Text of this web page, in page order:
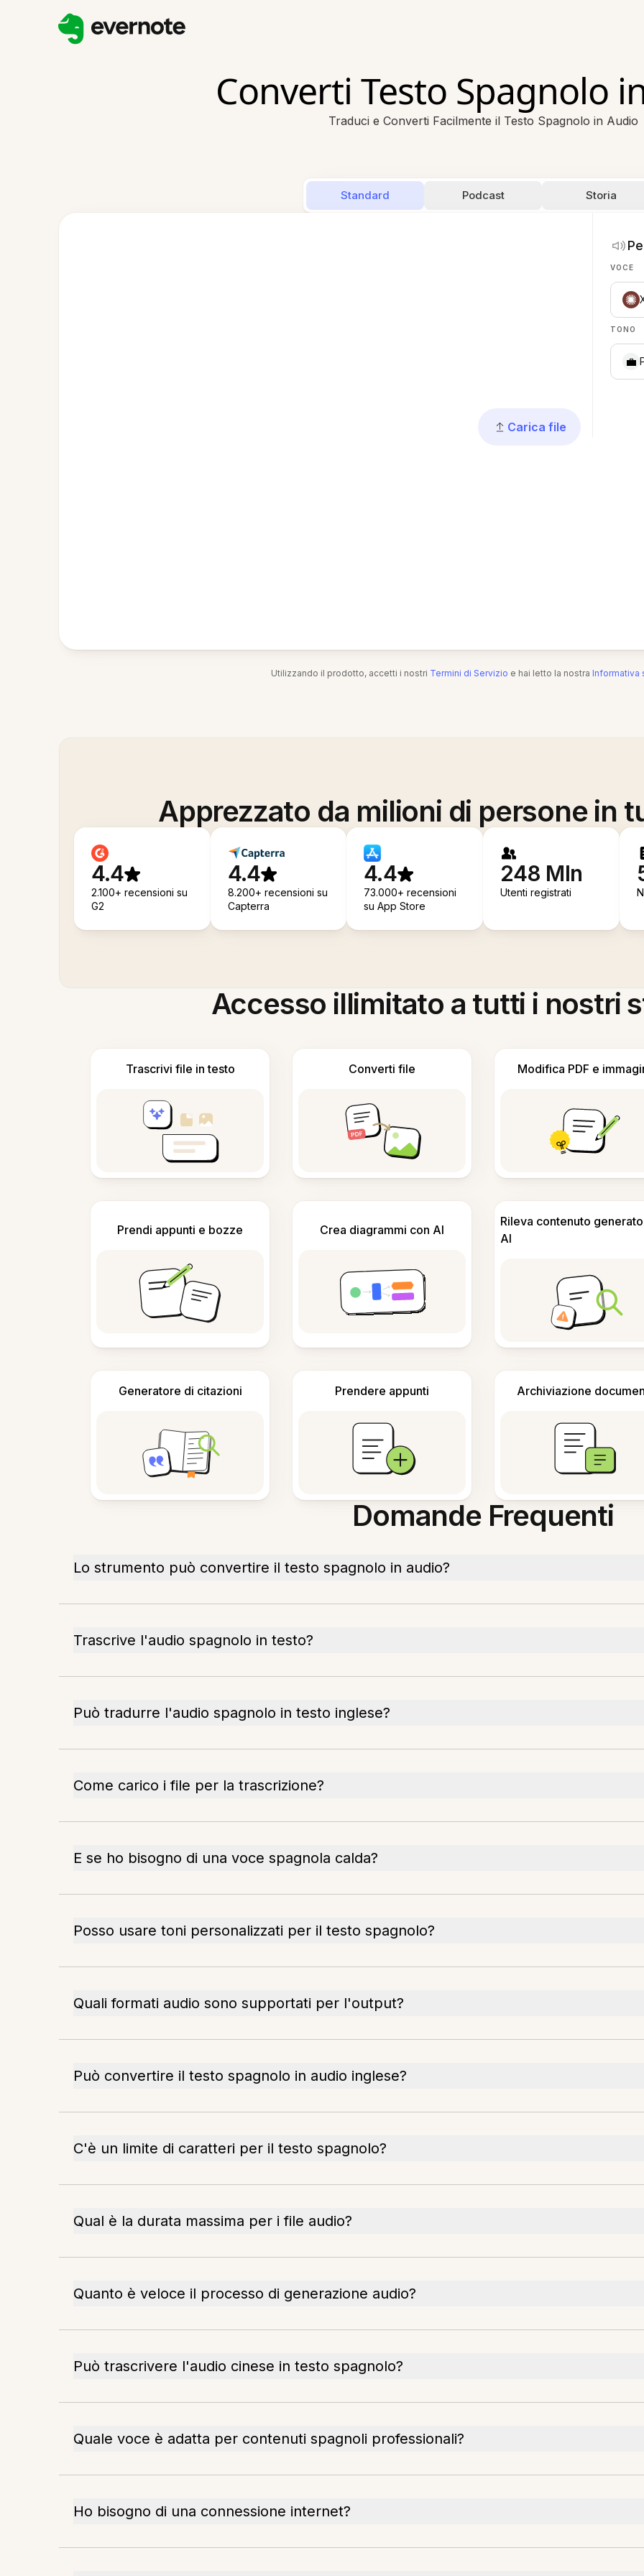
Converti Testo Spagnolo
Traduci e Converti Facilmente il Testo Spagnolo in Audio
Standard Podcast Storia
Carica file
VOCE
TONO
💼
Utilizzando il prodotto, accetti i nostri Termini di Servizio e hai letto la nostra Informativa
Apprezzato da milioni di persone in
4.4
2.100+ recensioni su
G2
4.4
8.200+ recensioni su
Capterra
4.4
73.000+ recensioni
su App Store
248 Mln
Utenti registrati
Accesso illimitato a tutti i nostri
Trascrivi file in testo Converti file Modifica PDF e
Prendi appunti e bozze Crea diagrammi con AI
Rileva contenuto
AI
Generatore di citazioni Prendere appunti Archiviazione
Domande Frequenti
Lo strumento può convertire il testo spagnolo in audio?
Trascrive l'audio spagnolo in testo?
Può tradurre l'audio spagnolo in testo inglese?
Come carico i file per la trascrizione?
E se ho bisogno di una voce spagnola calda?
Posso usare toni personalizzati per il testo spagnolo?
Quali formati audio sono supportati per l'output?
Può convertire il testo spagnolo in audio inglese?
C'è un limite di caratteri per il testo spagnolo?
Qual è la durata massima per i file audio?
Quanto è veloce il processo di generazione audio?
Può trascrivere l'audio cinese in testo spagnolo?
Quale voce è adatta per contenuti spagnoli professionali?
Ho bisogno di una connessione internet?